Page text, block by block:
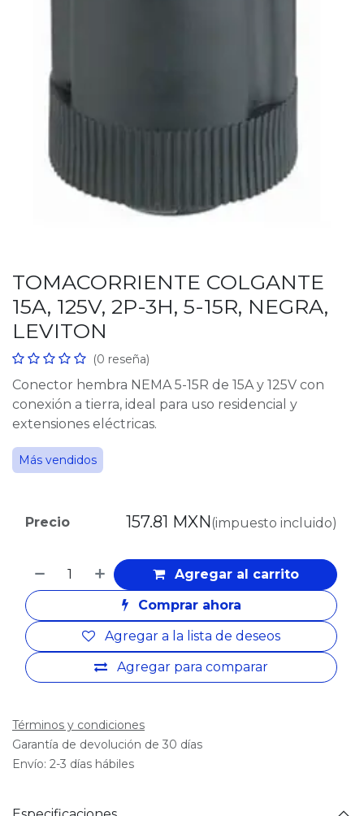
TOMACORRIENTE COLGANTE
15A, 125V, 2P-3H, 5-15R, NEGRA,
LEVITON
(0 reseña)
Conector hembra NEMA 5-15R de 15A y 125V con
conexión a tierra, ideal para uso residencial y
extensiones eléctricas.
Más vendidos
Agregar al carrito
Comprar ahora
Agregar para comparar
Agregar a la lista de deseos
Precio 157.81 MXN(impuesto incluido)
Términos y condiciones
Garantía de devolución de 30 días
Envío: 2-3 días hábiles